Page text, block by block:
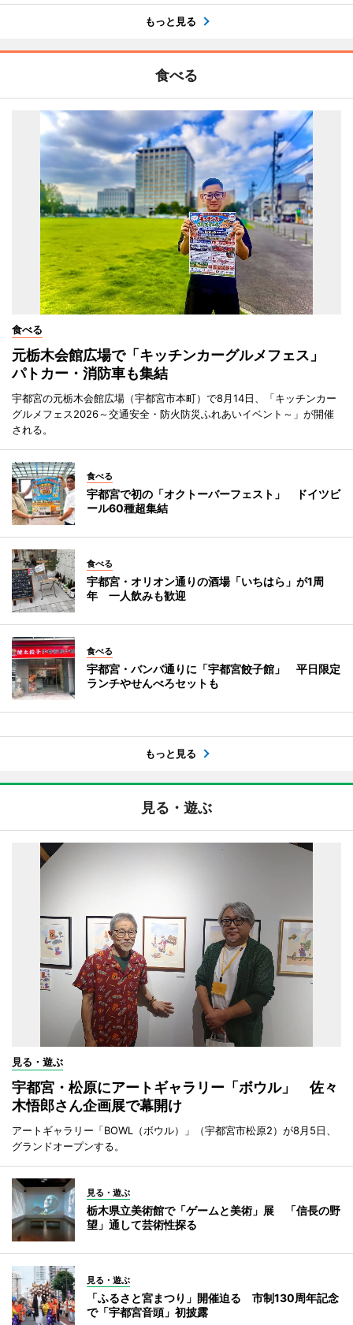
もっと見る
食べる
食べる
元栃木会館広場で「キッチンカーグルメフェス」
パトカー・消防車も集結
宇都宮の元栃木会館広場（宇都宮市本町）で8月14日、「キッチンカー
グルメフェス2026～交通安全・防火防災ふれあいイベント～」が開催
される。
食べる
宇都宮で初の「オクトーバーフェスト」 ドイツビ
ール60種超集結
食べる
宇都宮・オリオン通りの酒場「いちはら」が1周
年 一人飲みも歓迎
食べる
宇都宮・バンバ通りに「宇都宮餃子館」 平日限定
ランチやせんべろセットも
もっと見る
見る・遊ぶ
見る・遊ぶ
宇都宮・松原にアートギャラリー「ボウル」 佐々
木悟郎さん企画展で幕開け
アートギャラリー「BOWL（ボウル）」（宇都宮市松原2）が8月5日、
グランドオープンする。
見る・遊ぶ
栃木県立美術館で「ゲームと美術」展 「信長の野
望」通して芸術性探る
見る・遊ぶ
「ふるさと宮まつり」開催迫る 市制130周年記念
で「宇都宮音頭」初披露